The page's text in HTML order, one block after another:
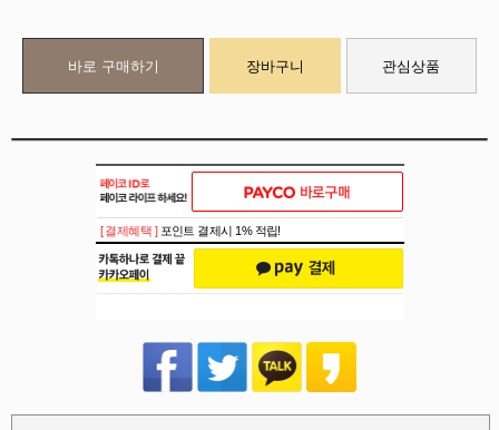
바로 구매하기 장바구니 관심상품
[ 결제혜택 ] 포인트 결제시 1% 적립!